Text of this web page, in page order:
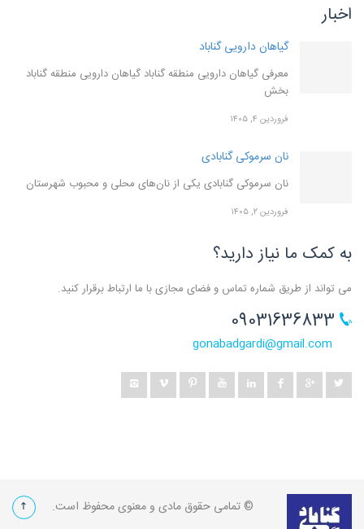
اخبار
گیاهان دارویی گناباد
معرفی گیاهان دارویی منطقه گناباد گیاهان دارویی منطقه گناباد
بخش
فروردین ۴, ۱۴۰۵
نان سرموکی گنابادی
نان سرموکی گنابادی یکی از نان‌های محلی و محبوب شهرستان
فروردین ۲, ۱۴۰۵
به کمک ما نیاز دارید؟
می تواند از طریق شماره تماس و فضای مجازی با ما ارتباط برقرار کنید.
gonabadgardi@gmail.com
© تمامی حقوق مادی و معنوی محفوظ است.